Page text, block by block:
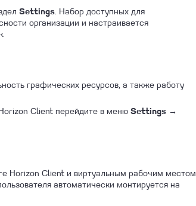
Settings. Набор доступных для
организации и настраивается
графических ресурсов, а также работу
Client перейдите в меню Settings →
Horizon Client и виртуальным рабочим местом
автоматически монтируется на